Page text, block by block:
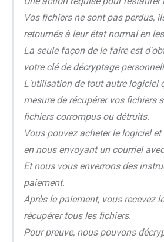
Vos fichiers ne sont pas perdus,
retournés à leur état normal en
La seule façon de le faire est
votre clé de décryptage
L'utilisation de tout autre logiciel
mesure de récupérer vos fichiers
fichiers corrompus ou détruits.
Vous pouvez acheter le logiciel
en nous envoyant un courriel
Et nous vous enverrons des
paiement.
Après le paiement, vous recevez
récupérer tous les fichiers.
Pour preuve, nous pouvons